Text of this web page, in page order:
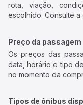
rota, viação,
escolhido. Consulte a
Preço da passagem
Os preços das
data, horário e tipo
no momento da
Tipos de ônibus